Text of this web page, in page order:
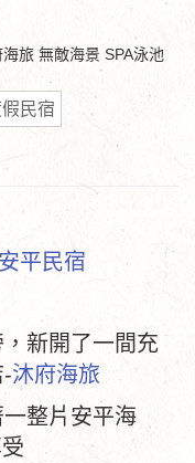
旅 無敵海景 SPA泳池
民宿
平民宿
新開了一間充
沐府海旅
一整片安平海